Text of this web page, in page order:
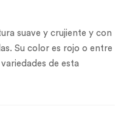
suave y crujiente y con
Su color es rojo o entre
de esta